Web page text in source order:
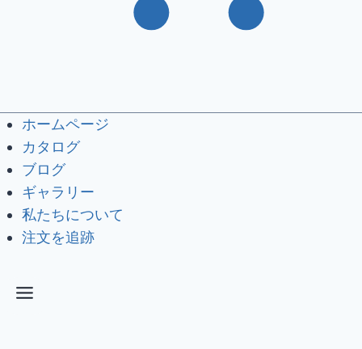
ホームページ
カタログ
ブログ
ギャラリー
私たちについて
注文を追跡